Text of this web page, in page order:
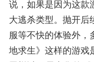
说，如果是因为这款
大逃杀类型。抛开后
服等不快的体验外，
地求生》这样的游戏